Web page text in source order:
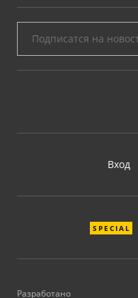
Вход
SPECIAL
Разработано